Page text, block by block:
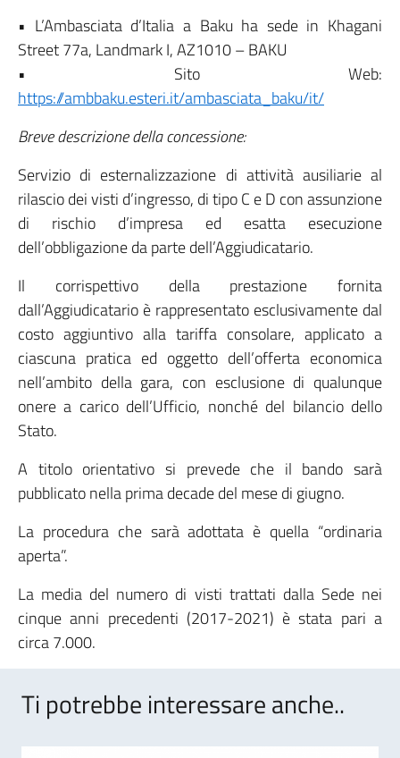
• L’Ambasciata d’Italia a Baku ha sede in Khagani
Street 77a, Landmark I, AZ1010 – BAKU
• Sito Web:
https://ambbaku.esteri.it/ambasciata_baku/it/
Breve descrizione della concessione:
Servizio di esternalizzazione di attività ausiliarie al
rilascio dei visti d’ingresso, di tipo C e D con assunzione
di rischio d’impresa ed esatta esecuzione
dell’obbligazione da parte dell’Aggiudicatario.
Il corrispettivo della prestazione fornita
dall’Aggiudicatario è rappresentato esclusivamente dal
costo aggiuntivo alla tariffa consolare, applicato a
ciascuna pratica ed oggetto dell’offerta economica
nell’ambito della gara, con esclusione di qualunque
onere a carico dell’Ufficio, nonché del bilancio dello
Stato.
A titolo orientativo si prevede che il bando sarà
pubblicato nella prima decade del mese di giugno.
La procedura che sarà adottata è quella “ordinaria
aperta”.
La media del numero di visti trattati dalla Sede nei
cinque anni precedenti (2017-2021) è stata pari a
circa 7.000.
Ti potrebbe interessare anche..